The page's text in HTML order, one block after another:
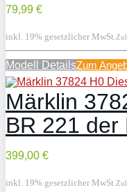
79,99 €
inkl. 19% gesetzlicher MwSt.
Modell DetailsZum
Märklin
BR 221 der
399,00 €
inkl. 19% gesetzlicher MwSt.